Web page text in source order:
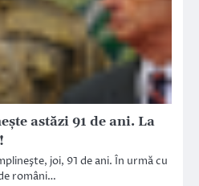
astăzi 91 de ani. La
joi, 91 de ani. În urmă cu
români…